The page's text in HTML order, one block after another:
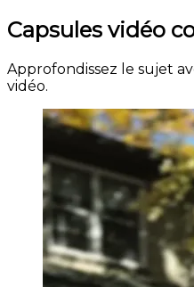
Capsules vidéo
Approfondissez le sujet
vidéo.